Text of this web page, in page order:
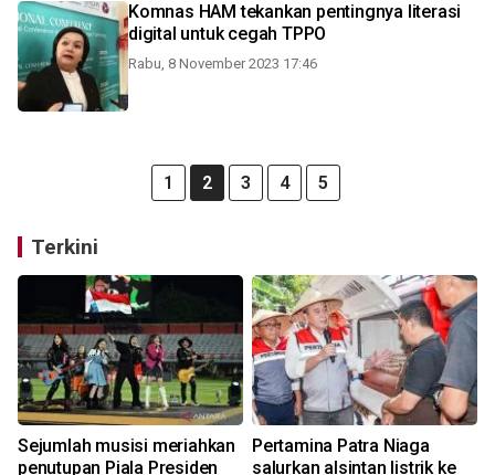
Komnas HAM tekankan pentingnya literasi
digital untuk cegah TPPO
Rabu, 8 November 2023 17:46
1 2 3 4 5
Terkini
Sejumlah musisi meriahkan
penutupan Piala Presiden
Pertamina Patra Niaga
salurkan alsintan listrik ke